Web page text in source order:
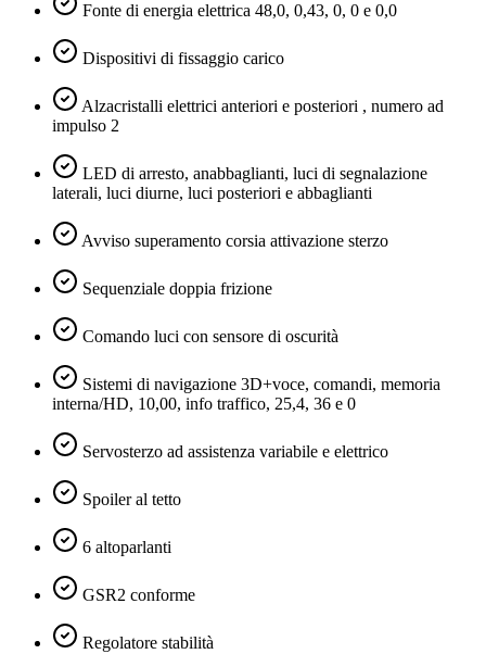
Fonte di energia elettrica 48,0, 0,43, 0, 0 e 0,0
Dispositivi di fissaggio carico
Alzacristalli elettrici anteriori e posteriori , numero ad
impulso 2
LED di arresto, anabbaglianti, luci di segnalazione
laterali, luci diurne, luci posteriori e abbaglianti
Avviso superamento corsia attivazione sterzo
Sequenziale doppia frizione
Comando luci con sensore di oscurità
Sistemi di navigazione 3D+voce, comandi, memoria
interna/HD, 10,00, info traffico, 25,4, 36 e 0
Servosterzo ad assistenza variabile e elettrico
Spoiler al tetto
6 altoparlanti
GSR2 conforme
Regolatore stabilità